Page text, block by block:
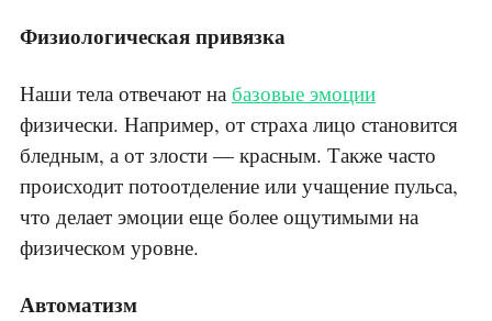
Физиологическая привязка
Наши тела отвечают на базовые эмоции
физически. Например, от страха лицо становится
бледным, а от злости — красным. Также часто
происходит потоотделение или учащение пульса,
что делает эмоции еще более ощутимыми на
физическом уровне.
Автоматизм